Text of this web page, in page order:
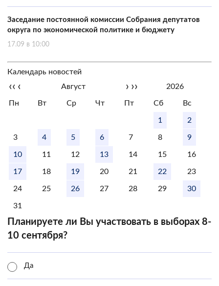
Заседание постоянной комиссии Собрания депутатов
округа по экономической политике и бюджету
17.09 в 10:00
Календарь новостей
‹‹ ‹ Август › ›› 2026
Пн Вт Ср Чт Пт Сб Вс
1 2
3 4 5 6 7 8 9
10 11 12 13 14 15 16
17 18 19 20 21 22 23
24 25 26 27 28 29 30
31
Планируете ли Вы участвовать в выборах 8-
10 сентября?
Да